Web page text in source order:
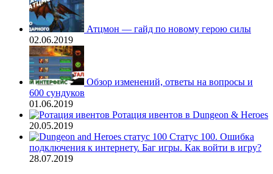
Атцмон — гайд по новому герою силы
02.06.2019
Обзор изменений, ответы на вопросы и
600 сундуков
01.06.2019
Ротация ивентов в Dungeon & Heroes
20.05.2019
Статус 100. Ошибка
подключения к интернету. Баг игры. Как войти в игру?
28.07.2019